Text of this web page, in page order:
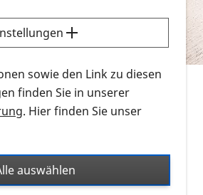
wie Sie nach Infonmaterial
bestellen bzw. herunterladen
sich dieErklärvideos zum
auf der PRO RETINA-Website
Menschen an.
Sie sämtliches Infomaterial
Formatfilter, um ausschließlich
Audios oder Videos zu
sowie den Link zu diesen
finden Sie in unserer
. Hier finden Sie unser
auswählen